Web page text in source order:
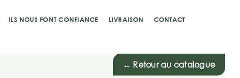
ILS NOUS FONT CONFIANCE LIVRAISON CONTACT
← Retour au catalogue